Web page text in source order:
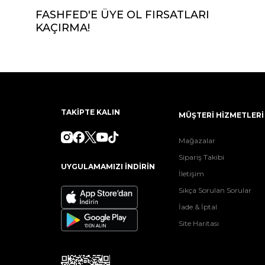
FASHFED'E ÜYE OL FIRSATLARI
KAÇIRMA!
TAKİPTE KALIN
UYGULAMAMIZI İNDİRİN
MÜŞTERİ HİZMETLERİ
Mağazalar
Sipariş Takibi
İletişim
Sıkça Sorulan Sorular
İade & İptal
Site Haritası